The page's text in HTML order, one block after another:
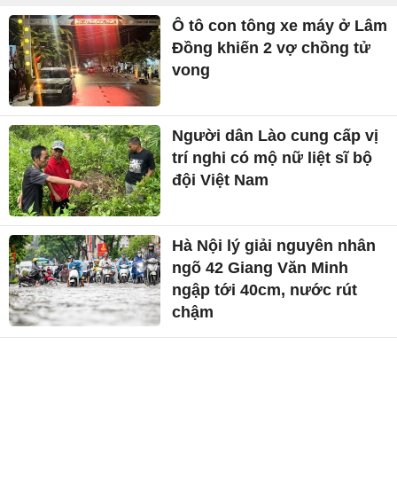
Ô tô con tông xe máy ở Lâm
Đồng khiến 2 vợ chồng tử
vong
Người dân Lào cung cấp vị
trí nghi có mộ nữ liệt sĩ bộ
đội Việt Nam
Hà Nội lý giải nguyên nhân
ngõ 42 Giang Văn Minh
ngập tới 40cm, nước rút
chậm